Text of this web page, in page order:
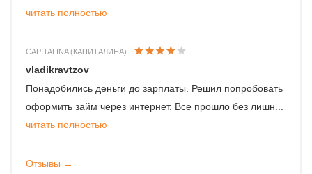
читать полностью
CAPITALINA (КАПИТАЛИНА)
vladikravtzov
Понадобились деньги до зарплаты. Решил попробовать
оформить займ через интернет. Все прошло без лишн...
читать полностью
Отзывы →